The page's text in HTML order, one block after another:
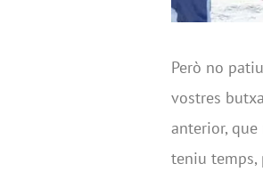
Però no
vostres
anterior,
teniu temps,